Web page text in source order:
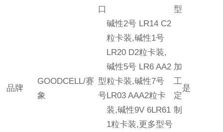
口
型
品牌
GOODCELL/赛
象
型
号
碱性2号 LR14 C2
粒卡装,碱性1号
LR20 D2粒卡装,
碱性5号 LR6 AA2
粒卡装,碱性7号
LR03 AAA2粒卡
装,碱性9V 6LR61
1粒卡装,更多型号
加
工
定
制
是